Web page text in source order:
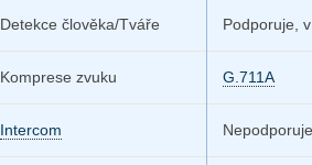
Detekce člověka/Tváře Podporuje,
Komprese zvuku G.711A
Intercom Nepodporuje